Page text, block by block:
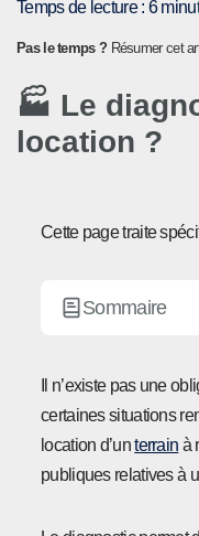
Temps de lecture : 6
Pas le temps ? Résumer cet
🏭 Le
location ?
Cette page traite
Sommaire
Il n’existe pas une
certaines situations
location d’unterrain à
publiques relatives à